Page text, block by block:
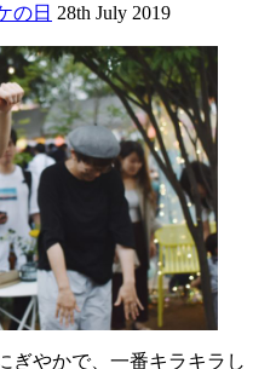
の日 28th July 2019
ぎやかで、一番キラキラし